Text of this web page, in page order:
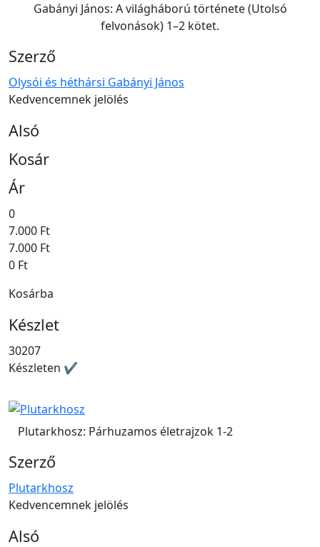
Gabányi János: A világháború története (Utolsó
felvonások) 1–2 kötet.
Szerző
Olysói és héthársi Gabányi János
Kedvencemnek jelölés
Alsó
Kosár
Ár
0
7.000 Ft
7.000 Ft
0 Ft
Kosárba
Készlet
30207
Készleten ✔
Plutarkhosz: Párhuzamos életrajzok 1-2
Szerző
Plutarkhosz
Kedvencemnek jelölés
Alsó